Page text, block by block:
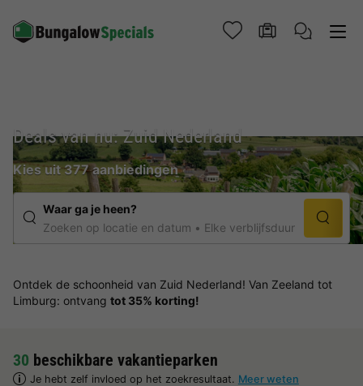
Deals van nu: Zuid Nederland
Kies uit 377 aanbiedingen
Waar ga je heen?
Zoeken op locatie en datum
Elke verblijfsduur
Ontdek de schoonheid van Zuid Nederland! Van Zeeland tot
Limburg: ontvang tot 35% korting!
30 beschikbare vakantieparken
Je hebt zelf invloed op het zoekresultaat. Meer weten